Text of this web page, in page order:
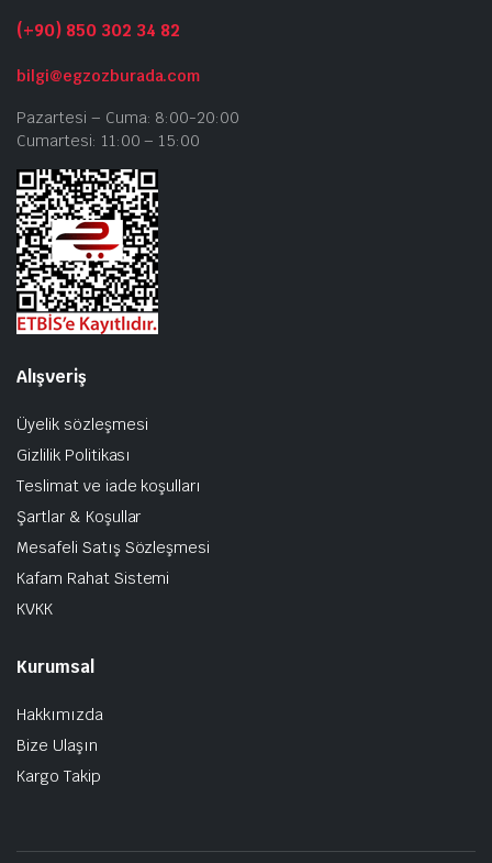
(+90) 850 302 34 82
bilgi@egzozburada.com
Pazartesi – Cuma: 8:00-20:00
Cumartesi: 11:00 – 15:00
Alışveriş
Üyelik sözleşmesi
Gizlilik Politikası
Teslimat ve iade koşulları
Şartlar & Koşullar
Mesafeli Satış Sözleşmesi
Kafam Rahat Sistemi
KVKK
Kurumsal
Hakkımızda
Bize Ulaşın
Kargo Takip